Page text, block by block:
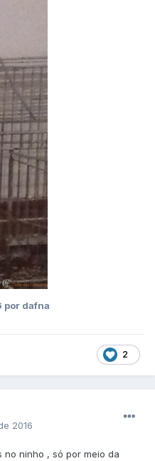
por dafna
2
2016
no ninho , só por meio da